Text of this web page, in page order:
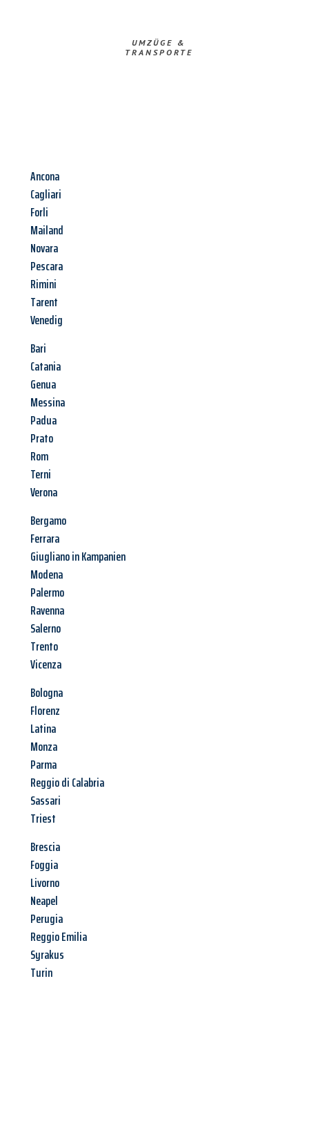
UMZÜGE &
TRANSPORTE
Ancona
Cagliari
Forli
Mailand
Novara
Pescara
Rimini
Tarent
Venedig
Bari
Catania
Genua
Messina
Padua
Prato
Rom
Terni
Verona
Bergamo
Ferrara
Giugliano in Kampanien
Modena
Palermo
Ravenna
Salerno
Trento
Vicenza
Bologna
Florenz
Latina
Monza
Parma
Reggio di Calabria
Sassari
Triest
Brescia
Foggia
Livorno
Neapel
Perugia
Reggio Emilia
Syrakus
Turin